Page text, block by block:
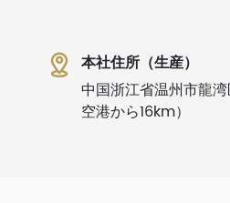
本社住所（生産）
中国浙江省温州市龍
空港から16km）